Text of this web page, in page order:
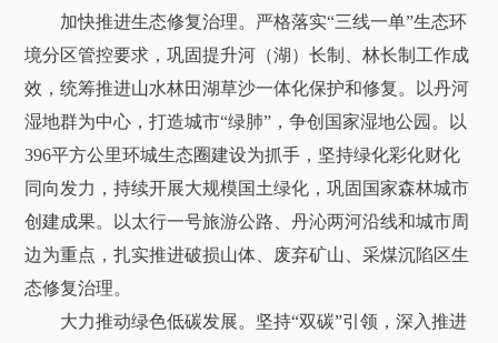
加快推进生态修复治理。严格落实“三线一单”生态环
境分区管控要求，巩固提升河（湖）长制、林长制工作成
效，统筹推进山水林田湖草沙一体化保护和修复。以丹河
湿地群为中心，打造城市“绿肺”，争创国家湿地公园。以
396平方公里环城生态圈建设为抓手，坚持绿化彩化财化
同向发力，持续开展大规模国土绿化，巩固国家森林城市
创建成果。以太行一号旅游公路、丹沁两河沿线和城市周
边为重点，扎实推进破损山体、废弃矿山、采煤沉陷区生
态修复治理。
大力推动绿色低碳发展。坚持“双碳”引领，深入推进